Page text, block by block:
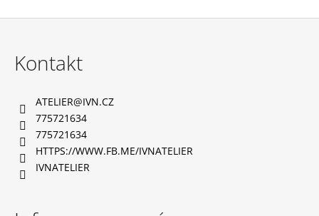
Kontakt
ATELIER@IVN.CZ
775721634
775721634
HTTPS://WWW.FB.ME/IVNATELIER
IVNATELIER